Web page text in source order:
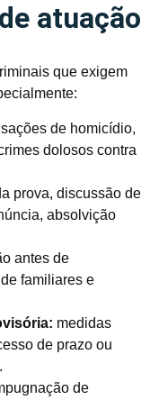
atuação
que exigem
de homicídio,
dolosos contra
prova, discussão de
absolvição
antes de
familiares e
medidas
de prazo ou
de